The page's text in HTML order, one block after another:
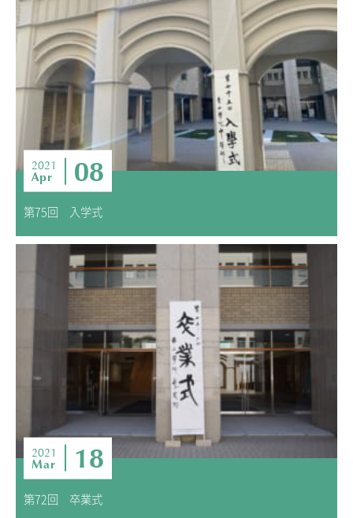
2021
Apr 08
第75回 入学式
2021
Mar 18
第72回 卒業式